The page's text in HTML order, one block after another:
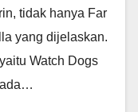
tidak hanya Far
yang dijelaskan.
Watch Dogs